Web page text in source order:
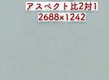
アスペクト比2対1
2688×1242